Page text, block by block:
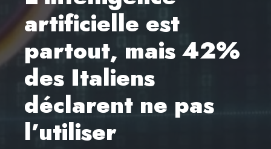
artificielle est
partout, mais 42%
des Italiens
déclarent ne pas
l’utiliser